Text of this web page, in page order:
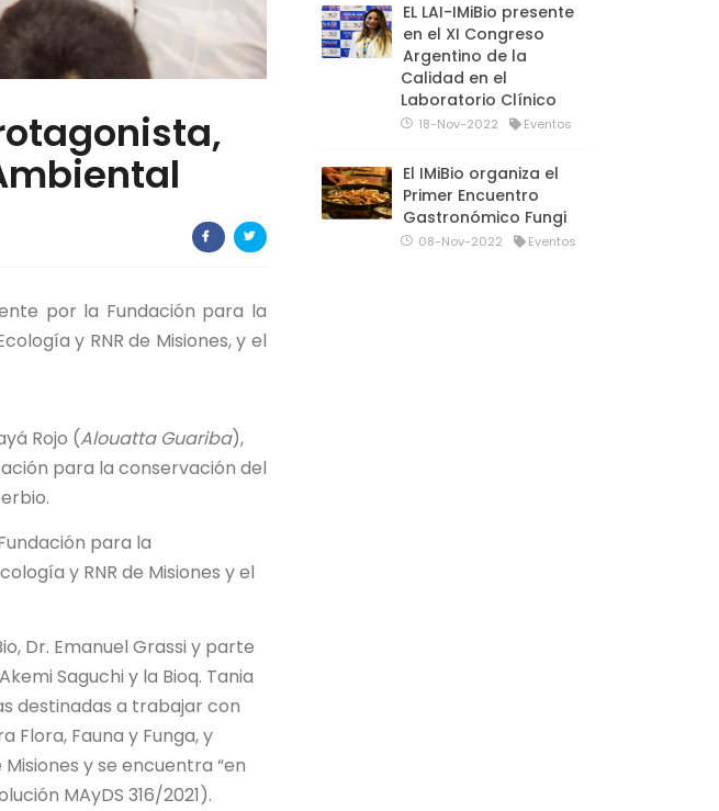
por la Fundación para la
y RNR de Misiones, y el
Rojo (Alouatta Guariba),
para la conservación del
para la
y RNR de Misiones y el
Dr. Emanuel Grassi y parte
Saguchi y la Bioq. Tania
destinadas a trabajar con
Fauna y Funga, y
y se encuentra “en
MAyDS 316/2021).
EL LAI-IMiBio presente
en el XI Congreso
Argentino de la
Calidad en el
Laboratorio Clínico
18-Nov-2022 Eventos
El IMiBio organiza el
Primer Encuentro
Gastronómico Fungi
08-Nov-2022 Eventos